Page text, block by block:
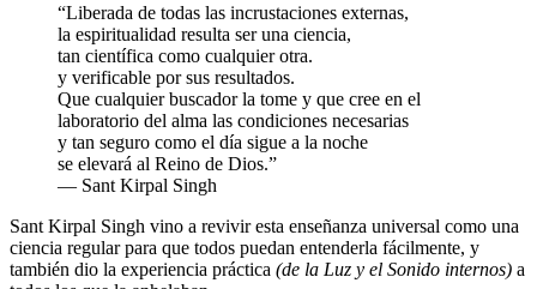
“Liberada de todas las incrustaciones externas,
la espiritualidad resulta ser una ciencia,
tan científica como cualquier otra.
y verificable por sus resultados.
Que cualquier buscador la tome y que cree en el
laboratorio del alma las condiciones necesarias
y tan seguro como el día sigue a la noche
se elevará al Reino de Dios.”
— Sant Kirpal Singh
Sant Kirpal Singh vino a revivir esta enseñanza universal como una
ciencia regular para que todos puedan entenderla fácilmente, y
también dio la experiencia práctica (de la Luz y el Sonido internos) a